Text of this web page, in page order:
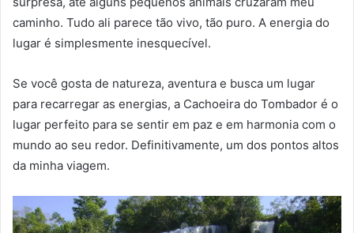
caminho. Tudo ali parece tão vivo, tão puro. A energia do
lugar é simplesmente inesquecível.
Se você gosta de natureza, aventura e busca um lugar
para recarregar as energias, a Cachoeira do Tombador é o
lugar perfeito para se sentir em paz e em harmonia com o
mundo ao seu redor. Definitivamente, um dos pontos altos
da minha viagem.